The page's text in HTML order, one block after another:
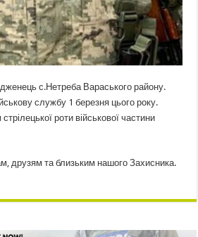
с.Нетреба Вараського району.
службу 1 березня цього року.
роти військової частини
друзям та близьким нашого Захисника.